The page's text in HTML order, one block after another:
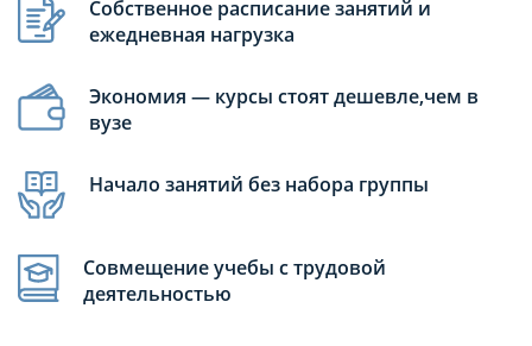
Собственное расписание занятий и
ежедневная нагрузка
Экономия — курсы стоят дешевле,чем в
вузе
Начало занятий без набора группы
Совмещение учебы с трудовой
деятельностью